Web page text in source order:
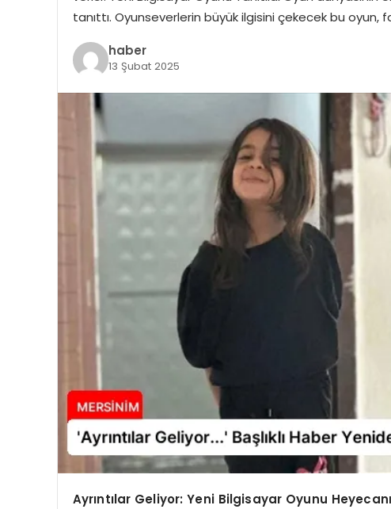
tanıttı. Oyunseverlerin büyük ilgisini çekecek bu oyun,
haber
13 Şubat 2025
Ayrıntılar Geliyor: Yeni Bilgisayar Oyunu